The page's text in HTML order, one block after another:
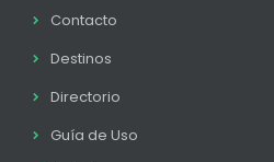
Contacto
Destinos
Directorio
Guía de Uso